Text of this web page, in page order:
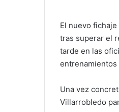
El nuevo
tras superar el
tarde en las
entrenamientos
Una vez
Villarrobledo